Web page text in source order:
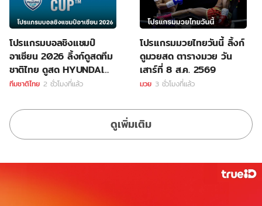
โปรแกรมบอลชิงแชมป์
อาเซียน 2026 ลิ้งก์ดูสดทีม
ชาติไทย ดูสด HYUNDAI
CUP
ทีมชาติไทย 2 ชั่วโมงที่แล้ว
โปรแกรมมวยไทยวันนี้ ลิ้งก์
ดูมวยสด ตารางมวย วัน
เสาร์ที่ 8 ส.ค. 2569
มวย 3 ชั่วโมงที่แล้ว
ดูเพิ่มเติม